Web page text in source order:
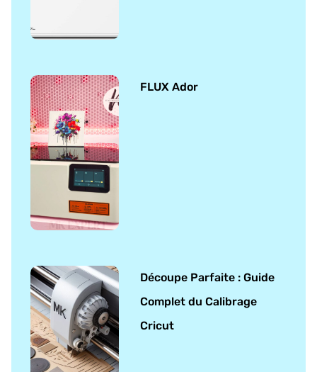
FLUX Ador
Découpe Parfaite : Guide
Complet du Calibrage
Cricut